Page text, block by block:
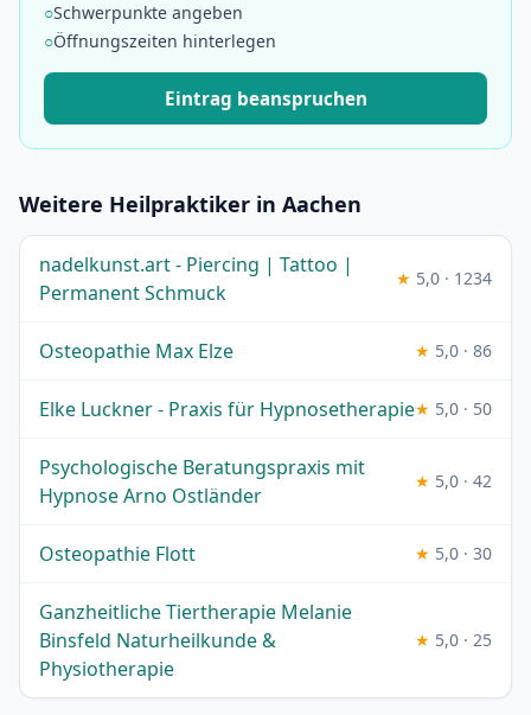
○Schwerpunkte angeben
○Öffnungszeiten hinterlegen
Eintrag beanspruchen
Weitere Heilpraktiker in Aachen
nadelkunst.art - Piercing | Tattoo |
Permanent Schmuck
★ 5,0 · 1234
Osteopathie Max Elze ★ 5,0 · 86
Elke Luckner - Praxis für Hypnosetherapie★ 5,0 · 50
Psychologische Beratungspraxis mit
Hypnose Arno Ostländer
★ 5,0 · 42
Osteopathie Flott ★ 5,0 · 30
Ganzheitliche Tiertherapie Melanie
Binsfeld Naturheilkunde &
Physiotherapie
★ 5,0 · 25